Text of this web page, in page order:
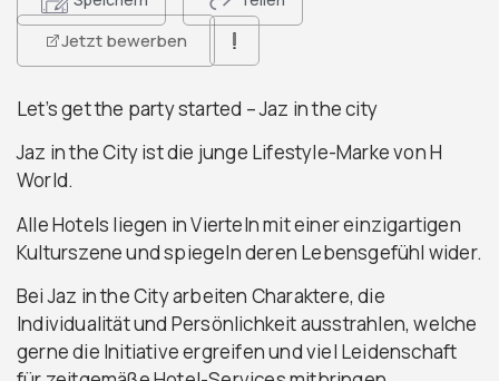
Jetzt bewerben
Let’s get the party started – Jaz in the city
Jaz in the City ist die junge Lifestyle-Marke von H
World.
Alle Hotels liegen in Vierteln mit einer einzigartigen
Kulturszene und spiegeln deren Lebensgefühl wider.
Bei Jaz in the City arbeiten Charaktere, die
Individualität und Persönlichkeit ausstrahlen, welche
gerne die Initiative ergreifen und viel Leidenschaft